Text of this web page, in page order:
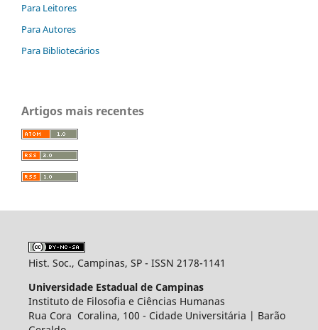
Para Leitores
Para Autores
Para Bibliotecários
Artigos mais recentes
Hist. Soc., Campinas, SP - ISSN 2178-1141
Universidade Estadual de Campinas
Instituto de Filosofia e Ciências Humanas
Rua Cora Coralina, 100 - Cidade Universitária | Barão